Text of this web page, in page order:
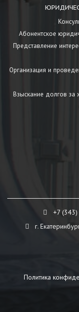
Абонентское
Представление
Организация и
Взыскание долгов за
+7
г.
Политика